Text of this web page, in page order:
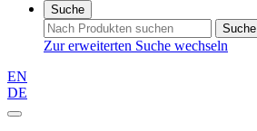
Suche
Suche
Zur erweiterten Suche wechseln
EN
DE